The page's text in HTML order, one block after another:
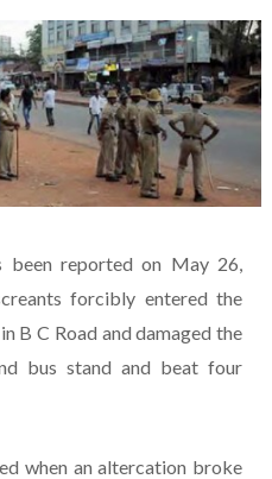
been reported on May 26,
forcibly entered the
B C Road and damaged the
bus stand and beat four
when an altercation broke